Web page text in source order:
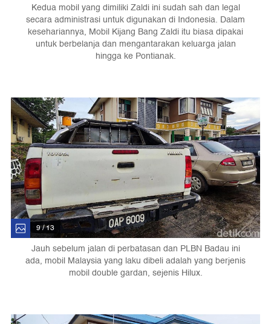
Kedua mobil yang dimiliki Zaldi ini sudah sah dan legal
secara administrasi untuk digunakan di Indonesia. Dalam
kesehariannya, Mobil Kijang Bang Zaldi itu biasa dipakai
untuk berbelanja dan mengantarakan keluarga jalan
hingga ke Pontianak.
9 / 13
Jauh sebelum jalan di perbatasan dan PLBN Badau ini
ada, mobil Malaysia yang laku dibeli adalah yang berjenis
mobil double gardan, sejenis Hilux.